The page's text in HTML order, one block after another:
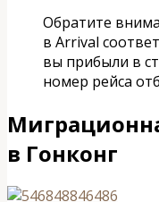
Обратите
в Arrival
вы прибыли в
номер рейса
в Гонконг